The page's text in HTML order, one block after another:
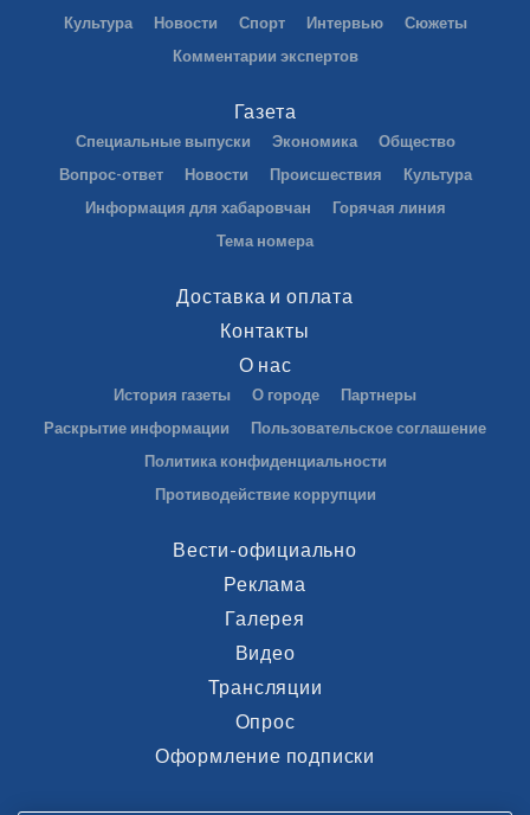
Культура
Новости Спорт Интервью
Сюжеты
Комментарии экспертов
Газета
Специальные выпуски Экономика
Общество
Вопрос-ответ
Новости Происшествия
Культура
Информация для хабаровчан
Горячая линия
Тема номера
Доставка и оплата
Контакты
О нас
История газеты О городе
Партнеры
Раскрытие информации
Пользовательское соглашение
Политика конфиденциальности
Противодействие коррупции
Вести-официально
Реклама
Галерея
Видео
Трансляции
Опрос
Оформление подписки